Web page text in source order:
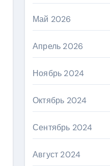
Май 2026
Апрель 2026
Ноябрь 2024
Октябрь 2024
Сентябрь 2024
Август 2024